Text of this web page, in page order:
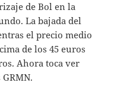
de Bol en la
La bajada del
el precio medio
de los 45 euros
Ahora toca ver